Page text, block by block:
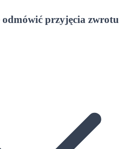
odmówić przyjęcia zwrotu